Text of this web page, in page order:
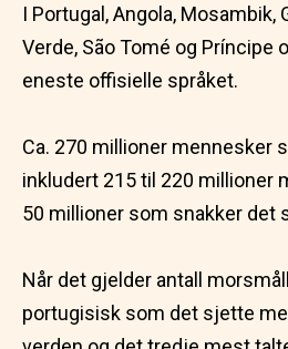
I Portugal, Angola, Mosambik,
Verde, São Tomé og Príncipe
eneste offisielle språket.
Ca. 270 millioner mennesker
inkludert 215 til 220 millioner
50 millioner som snakker det
Når det gjelder antall
portugisisk som det sjette